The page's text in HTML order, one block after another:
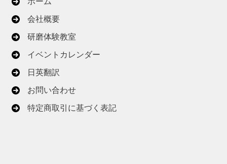
会社概要
研磨体験教室
イベントカレンダー
日英翻訳
お問い合わせ
特定商取引に基づく表記